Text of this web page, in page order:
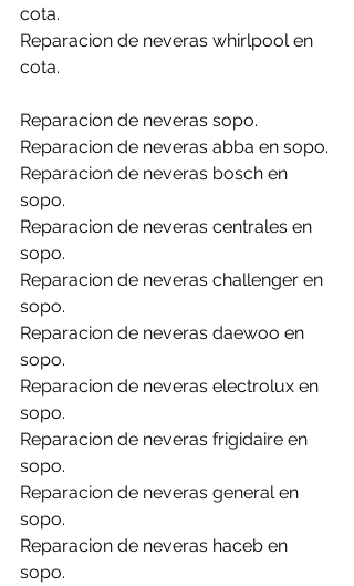
cota.
Reparacion de neveras whirlpool en
cota.
Reparacion de neveras sopo.
Reparacion de neveras abba en sopo.
Reparacion de neveras bosch en
sopo.
Reparacion de neveras centrales en
sopo.
Reparacion de neveras challenger en
sopo.
Reparacion de neveras daewoo en
sopo.
Reparacion de neveras electrolux en
sopo.
Reparacion de neveras frigidaire en
sopo.
Reparacion de neveras general en
sopo.
Reparacion de neveras haceb en
sopo.